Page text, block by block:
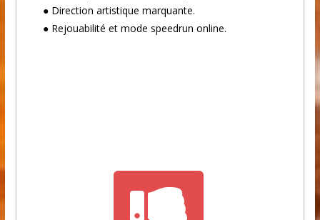
● Direction artistique marquante.
● Rejouabilité et mode speedrun online.